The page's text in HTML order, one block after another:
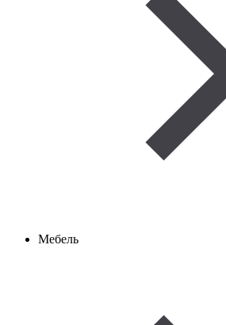
Мебель